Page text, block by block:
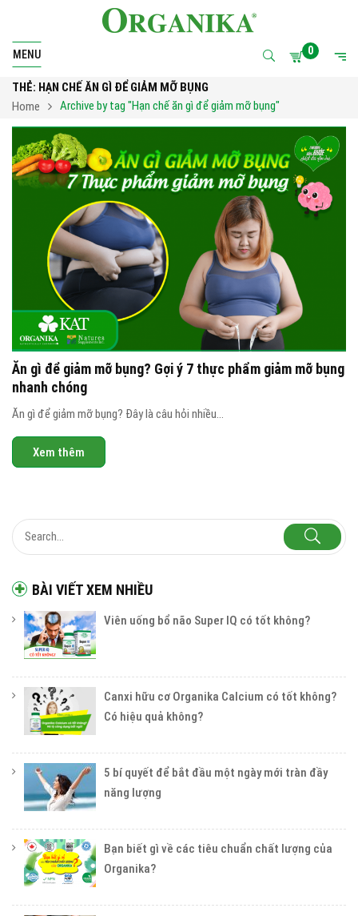
MENU 0
THẺ: HẠN CHẾ ĂN GÌ ĐỂ GIẢM MỠ BỤNG
Home
Archive by tag "Hạn chế ăn gì để giảm mỡ bụng"
BÀI VIẾT XEM NHIỀU
Viên uống bổ não Super IQ có tốt không?
Canxi hữu cơ Organika Calcium có tốt không?
Có hiệu quả không?
5 bí quyết để bắt đầu một ngày mới tràn đầy
năng lượng
Bạn biết gì về các tiêu chuẩn chất lượng của
Organika?
Ăn gì để giảm mỡ bụng? Gợi ý 7 thực phẩm giảm mỡ bụng
nhanh chóng
Ăn gì để giảm mỡ bụng? Đây là câu hỏi nhiều...
Xem thêm